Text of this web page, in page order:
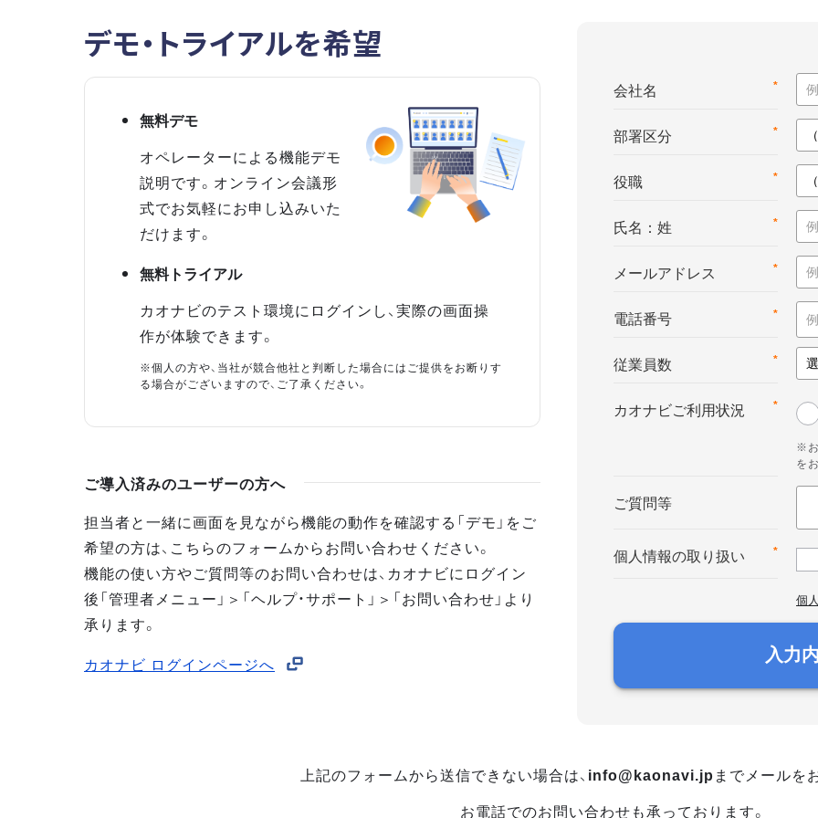
デモ・トライアルを希望
無料デモ
オペレーターによる機能デモ
説明です。オンライン会議形
式でお気軽にお申し込みいた
だけます。
無料トライアル
カオナビのテスト環境にログインし、実際の画面操
作が体験できます。
※個人の方や、当社が競合他社と判断した場合にはご提供をお断りす
る場合がございますので、ご了承ください。
ご導入済みのユーザーの方へ
担当者と一緒に画面を見ながら機能の動作を確認する「デモ」をご
希望の方は、こちらのフォームからお問い合わせください。
機能の使い方やご質問等のお問い合わせは、カオナビにログイン
後「管理者メニュー」＞「ヘルプ・サポート」＞「お問い合わせ」より
承ります。
カオナビ ログインページへ
*
会社名
*
部署区分
*
役職
*
氏名：姓
*
メールアドレス
*
電話番号
*
従業員数
*
カオナビご利用状況
※お
を
ご質問等
*
個人情報の取り扱い
個
入力
上記のフォームから送信できない場合は、 info@kaonavi.jp までメールを
お電話でのお問い合わせも承っております。